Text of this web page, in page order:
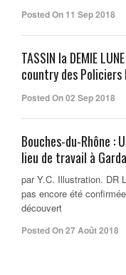
Posted On 11 Sep 2018
TASSIN la DEMIE
country des Policiers
Posted On 02 Sep 2018
Bouches-du-Rhône :
lieu de travail à
par Y.C. Illustration. DR
pas encore été
découvert
Posted On 27 Août 2018